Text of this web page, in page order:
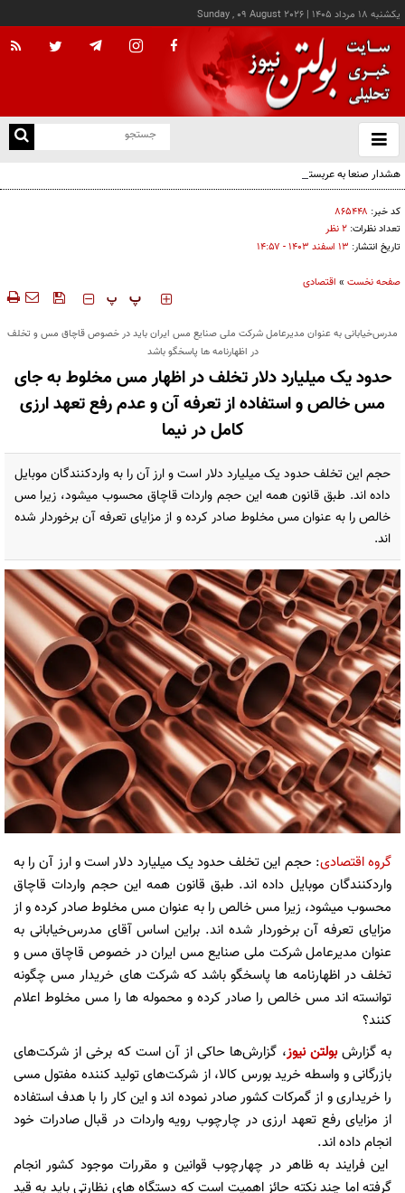
يکشنبه ۱۸ مرداد ۱۴۰۵ |
Sunday , 09 August 2026
باز
و
هشدار صنعا به عربستان: وقت تلف نکنید
کد خبر: ۸۶۵۴۴۸
تعداد نظرات: ۲ نظر
تاریخ انتشار: ۱۳ اسفند ۱۴۰۳ - ۱۴:۵۷
صفحه نخست » اقتصادی
‍‍‍ پ پ
مدرس‌خیابانی به عنوان مدیرعامل شرکت ملی صنایع مس ایران باید در خصوص قاچاق مس و تخلف
در اظهارنامه ها پاسخگو باشد
حدود یک میلیارد دلار تخلف در اظهار مس مخلوط به جای
مس خالص و استفاده از تعرفه آن و عدم رفع تعهد ارزی
کامل در نیما
حجم این تخلف حدود یک میلیارد دلار است و ارز آن را به واردکنندگان موبایل
داده اند. طبق قانون همه این حجم واردات قاچاق محسوب میشود، زیرا مس
خالص را به عنوان مس مخلوط صادر کرده و از مزایای تعرفه آن برخوردار شده
اند.
گروه اقتصادی: حجم این تخلف حدود یک میلیارد دلار است و ارز آن را به
واردکنندگان موبایل داده اند. طبق قانون همه این حجم واردات قاچاق
محسوب میشود، زیرا مس خالص را به عنوان مس مخلوط صادر کرده و از
مزایای تعرفه آن برخوردار شده اند. براین اساس آقای مدرس‌خیابانی به
عنوان مدیرعامل شرکت ملی صنایع مس ایران در خصوص قاچاق مس و
تخلف در اظهارنامه ها پاسخگو باشد که شرکت های خریدار مس چگونه
توانسته اند مس خالص را صادر کرده و محموله ها را مس مخلوط اعلام
کنند؟
به گزارشبولتن نیوز، گزارش‌ها حاکی از آن است که برخی از شرکت‌های
بازرگانی و واسطه خرید بورس کالا، از شرکت‌های تولید کننده مفتول مسی
را خریداری و از گمرکات کشور صادر نموده اند و این کار را با هدف استفاده
از مزایای رفع تعهد ارزی در چارچوب رویه واردات در قبال صادرات خود
انجام داده اند.
این فرایند به ظاهر در چهارچوب قوانین و مقررات موجود کشور انجام
گرفته اما چند نکته حائز اهمیت است که دستگاه های نظارتی باید به قید